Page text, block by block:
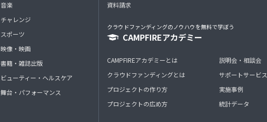
音楽
チャレンジ
スポーツ
映像・映画
書籍・雑誌出版
ビューティー・ヘルスケア
舞台・パフォーマンス
資料請求
クラウドファンディングのノウハウを無料で学ぼう
CAMPFIREアカデミー
CAMPFIREアカデミーとは
クラウドファンディングとは
プロジェクトの作り方
プロジェクトの広め方
説明会・相談会
サポートサービス
実施事例
統計データ